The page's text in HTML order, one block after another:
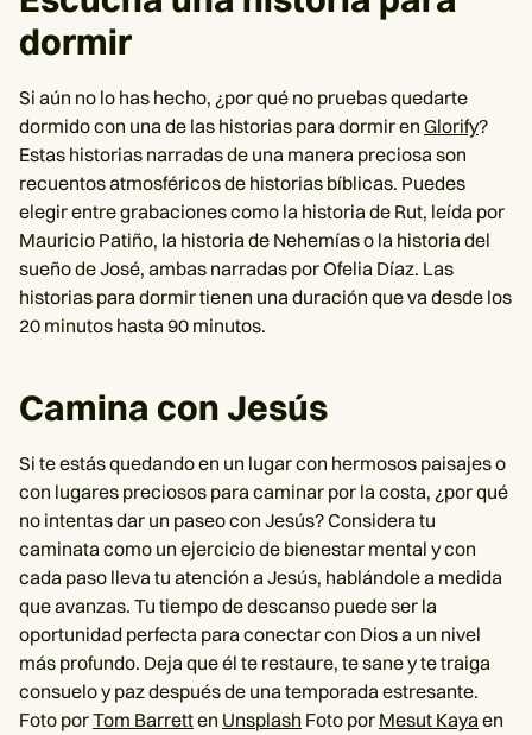
dormir
Si aún no lo has hecho, ¿por qué no pruebas quedarte
dormido con una de las historias para dormir en Glorify?
Estas historias narradas de una manera preciosa son
recuentos atmosféricos de historias bíblicas. Puedes
elegir entre grabaciones como la historia de Rut, leída por
Mauricio Patiño, la historia de Nehemías o la historia del
sueño de José, ambas narradas por Ofelia Díaz. Las
historias para dormir tienen una duración que va desde los
20 minutos hasta 90 minutos.
Camina con Jesús
Si te estás quedando en un lugar con hermosos paisajes o
con lugares preciosos para caminar por la costa, ¿por qué
no intentas dar un paseo con Jesús? Considera tu
caminata como un ejercicio de bienestar mental y con
cada paso lleva tu atención a Jesús, hablándole a medida
que avanzas. Tu tiempo de descanso puede ser la
oportunidad perfecta para conectar con Dios a un nivel
más profundo. Deja que él te restaure, te sane y te traiga
consuelo y paz después de una temporada estresante.
Foto porTom Barretten Unsplash Foto por Mesut Kayaen